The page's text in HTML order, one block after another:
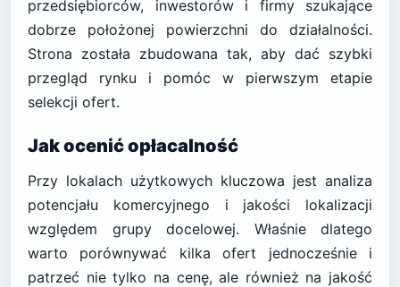
przedsiębiorców, inwestorów i firmy szukające
dobrze położonej powierzchni do działalności.
Strona została zbudowana tak, aby dać szybki
przegląd rynku i pomóc w pierwszym etapie
selekcji ofert.
Jak ocenić opłacalność
Przy lokalach użytkowych kluczowa jest analiza
potencjału komercyjnego i jakości lokalizacji
względem grupy docelowej. Właśnie dlatego
warto porównywać kilka ofert jednocześnie i
patrzeć nie tylko na cenę, ale również na jakość